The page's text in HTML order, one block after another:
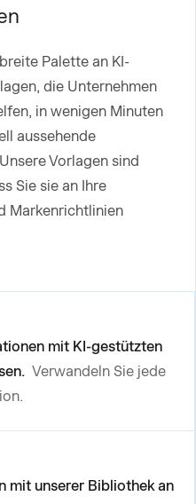
Palette an KI-
die Unternehmen
in wenigen Minuten
aussehende
Vorlagen sind
Sie sie an Ihre
Markenrichtlinien
mit KI-gestützten
Verwandeln Sie jede
mit unserer Bibliothek an